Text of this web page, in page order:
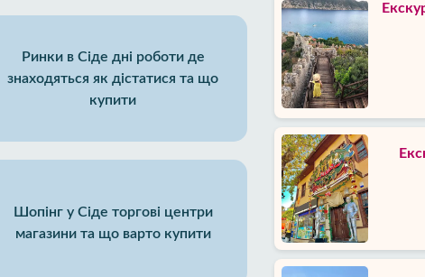
Ринки в Сіде дні роботи де
знаходяться як дістатися та що
купити
Шопінг у Сіде торгові центри
магазини та що варто купити